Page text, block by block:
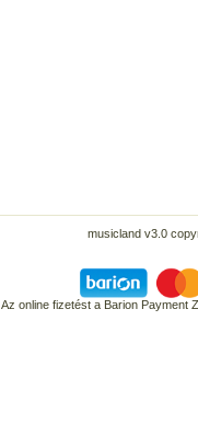
musicland v3.0
Az online fizetést a Barion Payment